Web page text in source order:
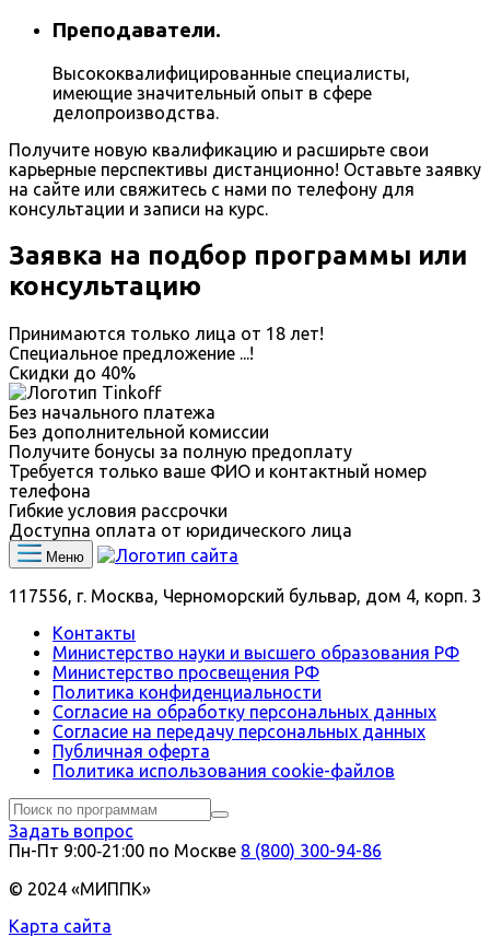
Преподаватели.
Высококвалифицированные специалисты,
имеющие значительный опыт в сфере
делопроизводства.
Получите новую квалификацию и расширьте свои
карьерные перспективы дистанционно! Оставьте заявку
на сайте или свяжитесь с нами по телефону для
консультации и записи на курс.
Заявка на подбор программы или
консультацию
Принимаются только лица от 18 лет!
Специальное предложение ...!
Скидки до 40%
Без начального платежа
Без дополнительной комиссии
Получите бонусы за полную предоплату
Требуется только ваше ФИО и контактный номер
телефона
Гибкие условия рассрочки
Доступна оплата от юридического лица
Меню
117556, г. Москва, Черноморский бульвар, дом 4, корп. 3
Контакты
Министерство науки и высшего образования РФ
Министерство просвещения РФ
Политика конфиденциальности
Согласие на обработку персональных данных
Согласие на передачу персональных данных
Публичная оферта
Политика использования сookie-файлов
Задать вопрос
Пн-Пт 9:00‑21:00 по Москве 8 (800) 300-94-86
© 2024 «МИППК»
Карта сайта